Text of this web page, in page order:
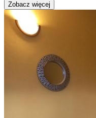
Zobacz więcej